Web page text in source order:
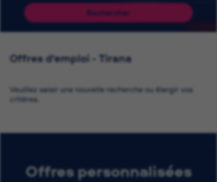
Rechercher
Offres d'emploi - Tirana
Veuillez saisir une nouvelle recherche ou élargir vos
critères.
Offres personnalisées